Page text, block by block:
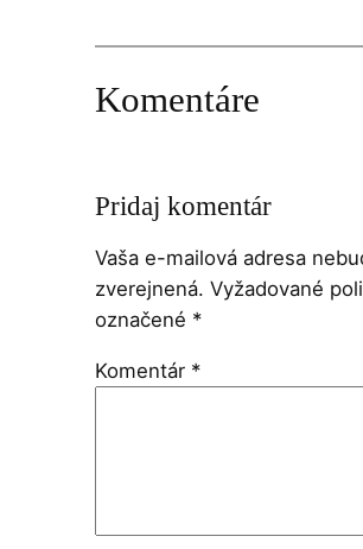
Komentáre
Pridaj komentár
Vaša e-mailová adresa
zverejnená. Vyžadované
označené *
Komentár *